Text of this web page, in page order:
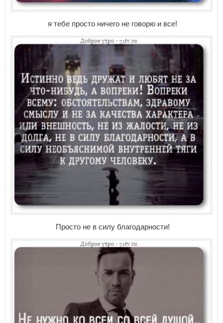
я тебе просто ничего не говорю и все!
Просто не в силу благодарности!